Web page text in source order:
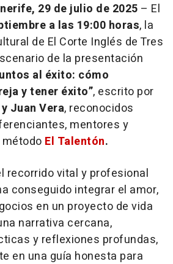
29 de julio de 2025 – El
a las 19:00 horas, la
de El Corte Inglés de Tres
de la presentación
al éxito: cómo
y tener éxito”, escrito por
Juan Vera, reconocidos
mentores y
El Talentón.
recorrido vital y profesional
conseguido integrar el amor,
en un proyecto de vida
narrativa cercana,
y reflexiones profundas,
en una guía honesta para